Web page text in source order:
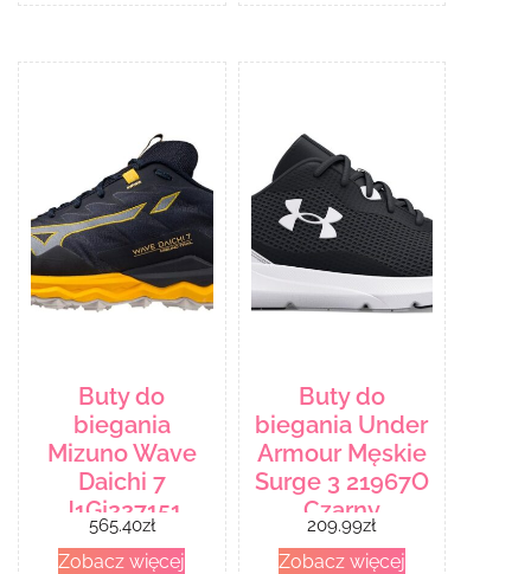
Buty do
biegania
Mizuno Wave
Daichi 7
J1Gj227151
Niebieski
565.40zł
Zobacz więcej
Buty do
biegania Under
Armour Męskie
Surge 3 21967O
Czarny
209.99zł
Zobacz więcej